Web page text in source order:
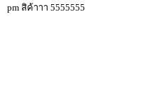
pm สิค้าาา 5555555